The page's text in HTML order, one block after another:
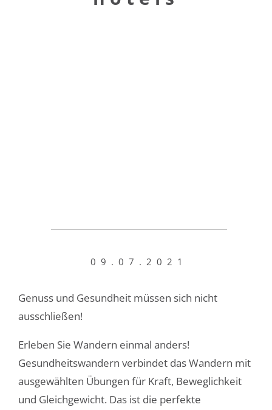
09.07.2021
Genuss und Gesundheit müssen sich nicht
ausschließen!
Erleben Sie Wandern einmal anders!
Gesundheitswandern verbindet das Wandern mit
ausgewählten Übungen für Kraft, Beweglichkeit
und Gleichgewicht. Das ist die perfekte